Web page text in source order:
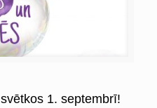
1. septembrī!